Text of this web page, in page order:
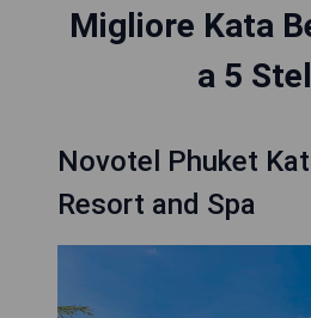
Migliore Kata
a 5
Novotel Phuket
Resort and Spa